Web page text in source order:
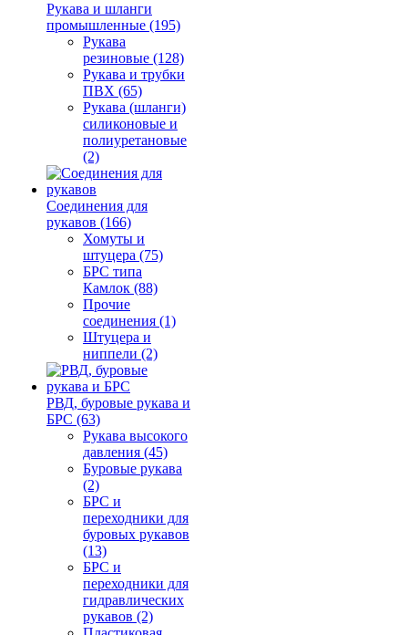
Рукава и шланги
промышленные (195)
Рукава
резиновые (128)
Рукава и трубки
ПВХ (65)
Рукава (шланги)
силиконовые и
полиуретановые
(2)
Соединения для
рукавов (166)
Хомуты и
штуцера (75)
БРС типа
Камлок (88)
Прочие
соединения (1)
Штуцера и
ниппели (2)
РВД, буровые рукава и
БРС (63)
Рукава высокого
давления (45)
Буровые рукава
(2)
БРС и
переходники для
буровых рукавов
(13)
БРС и
переходники для
гидравлических
рукавов (2)